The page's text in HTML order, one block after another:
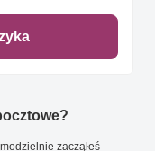
zacząłeś